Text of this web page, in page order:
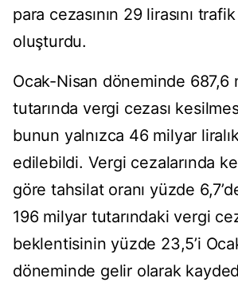
para cezasının 29 lirasını
oluşturdu.
Ocak-Nisan döneminde 687,6
tutarında vergi cezası
bunun yalnızca 46 milyar
edilebildi. Vergi cezalarında
göre tahsilat oranı yüzde
196 milyar tutarındaki vergi
beklentisinin yüzde 23,5’i
döneminde gelir olarak